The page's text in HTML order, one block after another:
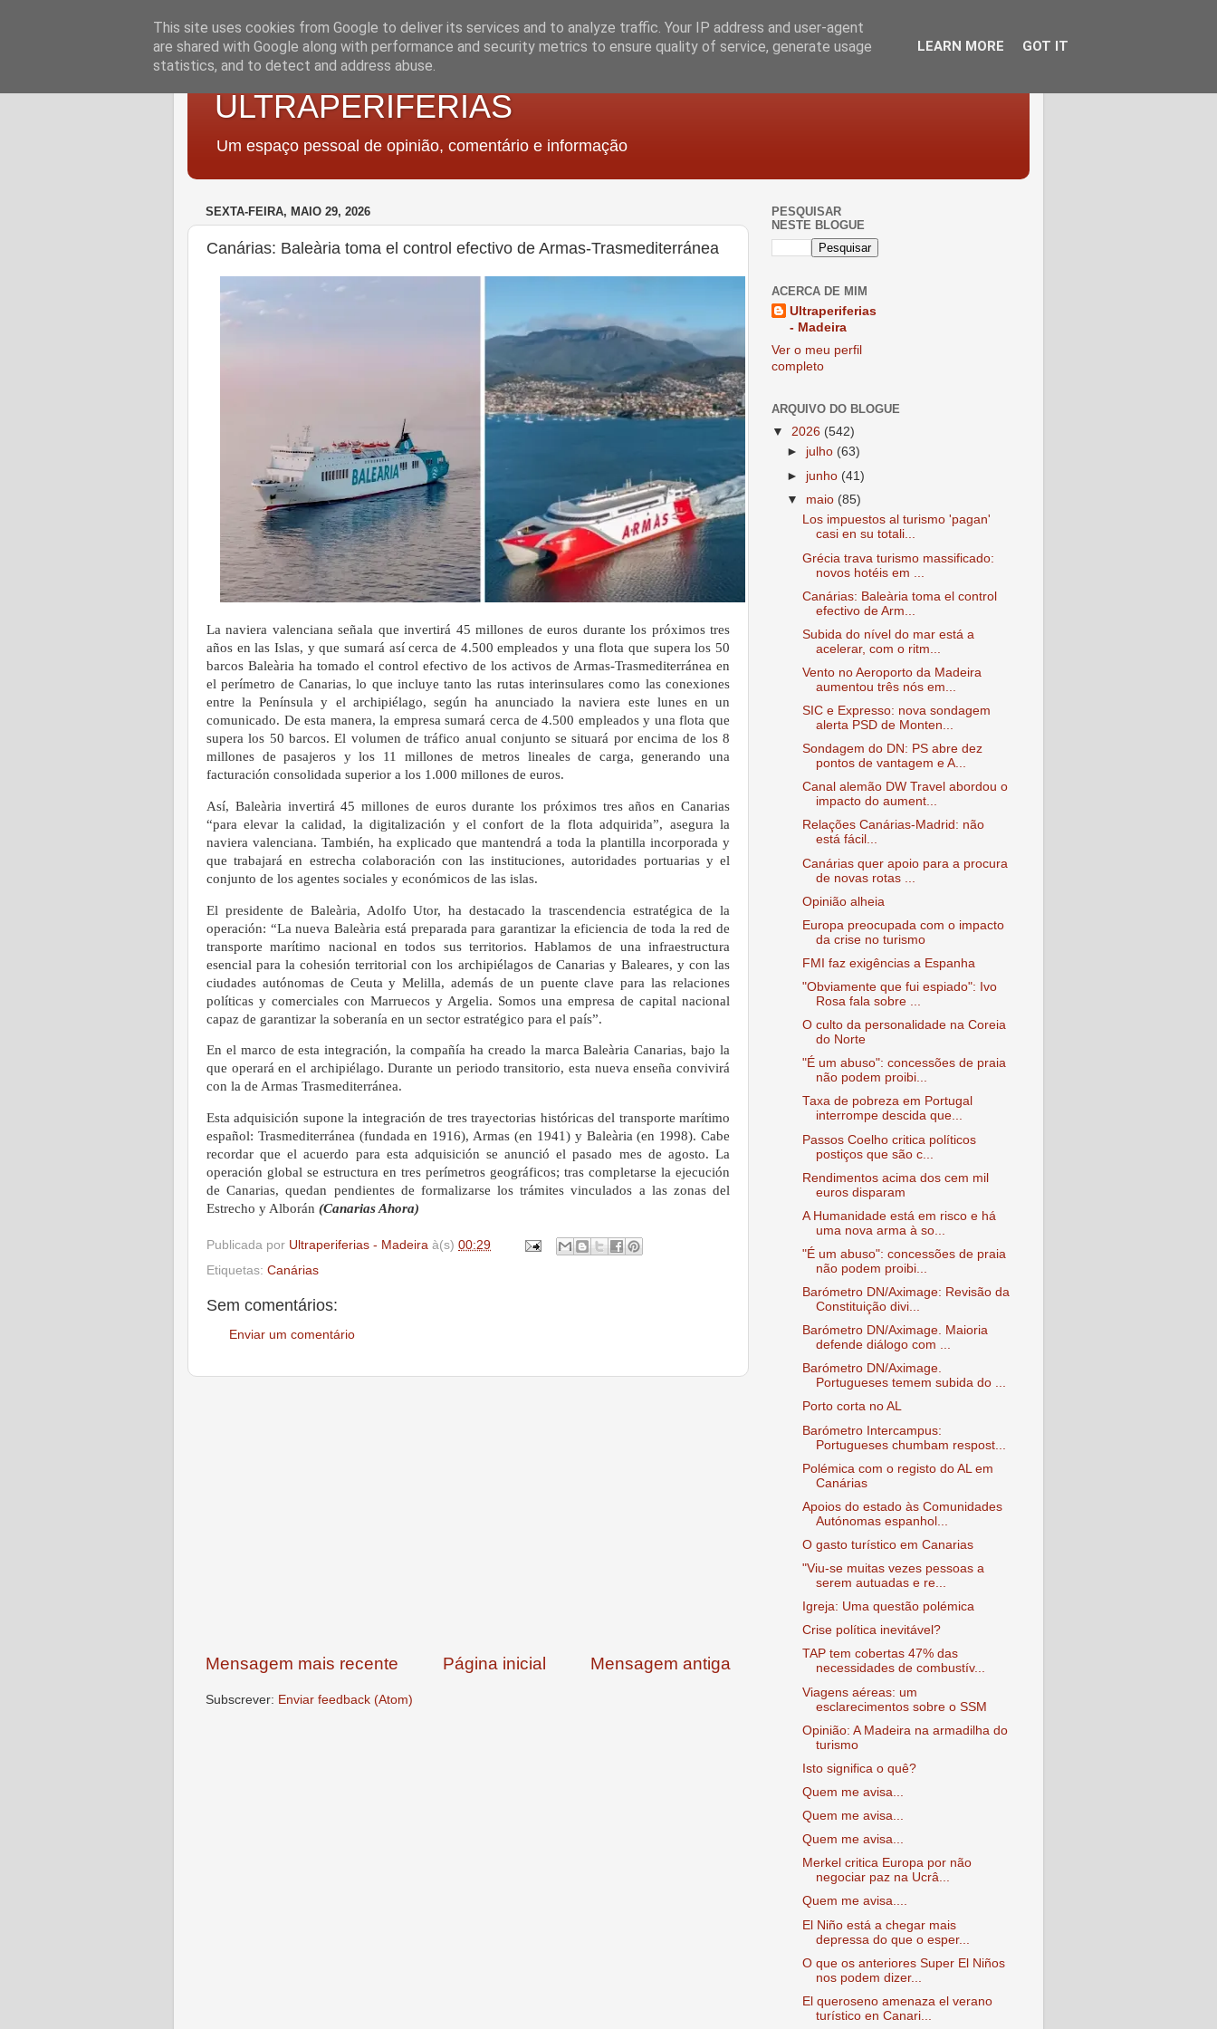
ULTRAPERIFERIAS
Um espaço pessoal de opinião, comentário e informação
SEXTA-FEIRA, MAIO 29, 2026
Canárias: Baleària toma el control efectivo de Armas-Trasmediterránea
La naviera valenciana señala que invertirá 45 millones de euros durante los próximos tres
años en las Islas, y que sumará así cerca de 4.500 empleados y una flota que supera los 50
barcos Baleària ha tomado el control efectivo de los activos de Armas-Trasmediterránea en
el perímetro de Canarias, lo que incluye tanto las rutas interinsulares como las conexiones
entre la Península y el archipiélago, según ha anunciado la naviera este lunes en un
comunicado. De esta manera, la empresa sumará cerca de 4.500 empleados y una flota que
supera los 50 barcos. El volumen de tráfico anual conjunto se situará por encima de los 8
millones de pasajeros y los 11 millones de metros lineales de carga, generando una
facturación consolidada superior a los 1.000 millones de euros.
Así, Baleària invertirá 45 millones de euros durante los próximos tres años en Canarias
“para elevar la calidad, la digitalización y el confort de la flota adquirida”, asegura la
naviera valenciana. También, ha explicado que mantendrá a toda la plantilla incorporada y
que trabajará en estrecha colaboración con las instituciones, autoridades portuarias y el
conjunto de los agentes sociales y económicos de las islas.
El presidente de Baleària, Adolfo Utor, ha destacado la trascendencia estratégica de la
operación: “La nueva Baleària está preparada para garantizar la eficiencia de toda la red de
transporte marítimo nacional en todos sus territorios. Hablamos de una infraestructura
esencial para la cohesión territorial con los archipiélagos de Canarias y Baleares, y con las
ciudades autónomas de Ceuta y Melilla, además de un puente clave para las relaciones
políticas y comerciales con Marruecos y Argelia. Somos una empresa de capital nacional
capaz de garantizar la soberanía en un sector estratégico para el país”.
En el marco de esta integración, la compañía ha creado la marca Baleària Canarias, bajo la
que operará en el archipiélago. Durante un periodo transitorio, esta nueva enseña convivirá
con la de Armas Trasmediterránea.
Esta adquisición supone la integración de tres trayectorias históricas del transporte marítimo
español: Trasmediterránea (fundada en 1916), Armas (en 1941) y Baleària (en 1998). Cabe
recordar que el acuerdo para esta adquisición se anunció el pasado mes de agosto. La
operación global se estructura en tres perímetros geográficos; tras completarse la ejecución
de Canarias, quedan pendientes de formalizarse los trámites vinculados a las zonas del
Estrecho y Alborán (Canarias Ahora)
Publicada por Ultraperiferias - Madeira à(s) 00:29
Etiquetas: Canárias
Sem comentários:
Enviar um comentário
Mensagem mais recente Mensagem antiga
Página inicial
Subscrever: Enviar feedback (Atom)
PESQUISAR
NESTE BLOGUE
ACERCA DE MIM
Ultraperiferias
- Madeira
Ver o meu perfil
completo
ARQUIVO DO BLOGUE
▼ 2026 (542)
► julho (63)
► junho (41)
▼ maio (85)
Los impuestos al turismo 'pagan'
casi en su totali...
Grécia trava turismo massificado:
novos hotéis em ...
Canárias: Baleària toma el control
efectivo de Arm...
Subida do nível do mar está a
acelerar, com o ritm...
Vento no Aeroporto da Madeira
aumentou três nós em...
SIC e Expresso: nova sondagem
alerta PSD de Monten...
Sondagem do DN: PS abre dez
pontos de vantagem e A...
Canal alemão DW Travel abordou o
impacto do aument...
Relações Canárias-Madrid: não
está fácil...
Canárias quer apoio para a procura
de novas rotas ...
Opinião alheia
Europa preocupada com o impacto
da crise no turismo
FMI faz exigências a Espanha
"Obviamente que fui espiado": Ivo
Rosa fala sobre ...
O culto da personalidade na Coreia
do Norte
"É um abuso": concessões de praia
não podem proibi...
Taxa de pobreza em Portugal
interrompe descida que...
Passos Coelho critica políticos
postiços que são c...
Rendimentos acima dos cem mil
euros disparam
A Humanidade está em risco e há
uma nova arma à so...
"É um abuso": concessões de praia
não podem proibi...
Barómetro DN/Aximage: Revisão da
Constituição divi...
Barómetro DN/Aximage. Maioria
defende diálogo com ...
Barómetro DN/Aximage.
Portugueses temem subida do ...
Porto corta no AL
Barómetro Intercampus:
Portugueses chumbam respost...
Polémica com o registo do AL em
Canárias
Apoios do estado às Comunidades
Autónomas espanhol...
O gasto turístico em Canarias
"Viu-se muitas vezes pessoas a
serem autuadas e re...
Igreja: Uma questão polémica
Crise política inevitável?
TAP tem cobertas 47% das
necessidades de combustív...
Viagens aéreas: um
esclarecimentos sobre o SSM
Opinião: A Madeira na armadilha do
turismo
Isto significa o quê?
Quem me avisa...
Quem me avisa...
Quem me avisa...
Merkel critica Europa por não
negociar paz na Ucrâ...
Quem me avisa....
El Niño está a chegar mais
depressa do que o esper...
O que os anteriores Super El Niños
nos podem dizer...
El queroseno amenaza el verano
turístico en Canari...
This site uses cookies from Google to deliver its services and to analyze traffic. Your IP address and user-agent
are shared with Google along with performance and security metrics to ensure quality of service, generate usage
statistics, and to detect and address abuse.
LEARN MORE GOT IT